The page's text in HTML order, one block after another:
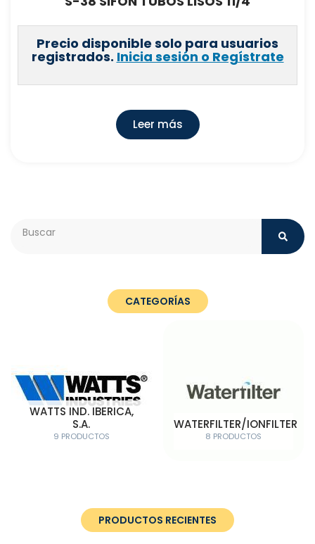
Precio disponible solo para usuarios
registrados. Inicia sesión o Regístrate
Leer más
CATEGORÍAS
WATTS IND. IBERICA,
S.A.
9 PRODUCTOS
WATERFILTER/IONFILTER
8 PRODUCTOS
PRODUCTOS RECIENTES